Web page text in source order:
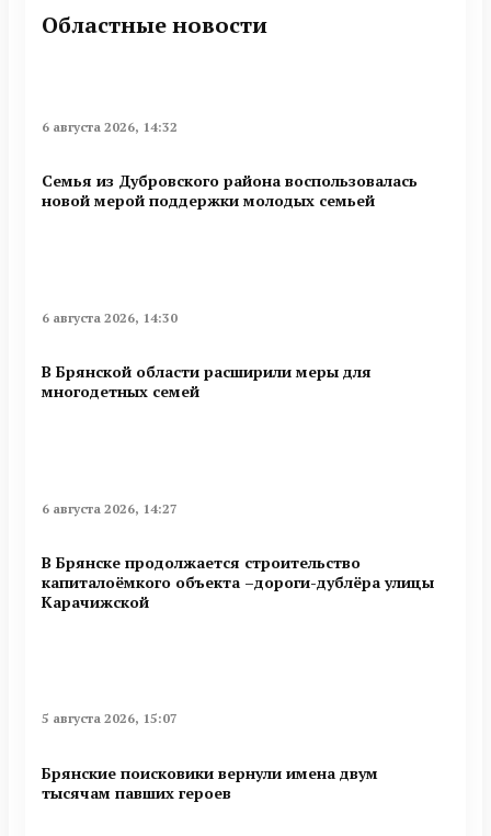
Областные новости
6 августа 2026, 14:32
Семья из Дубровского района воспользовалась
новой мерой поддержки молодых семьей
6 августа 2026, 14:30
В Брянской области расширили меры для
многодетных семей
6 августа 2026, 14:27
В Брянске продолжается строительство
капиталоёмкого объекта –дороги-дублёра улицы
Карачижской
5 августа 2026, 15:07
Брянские поисковики вернули имена двум
тысячам павших героев